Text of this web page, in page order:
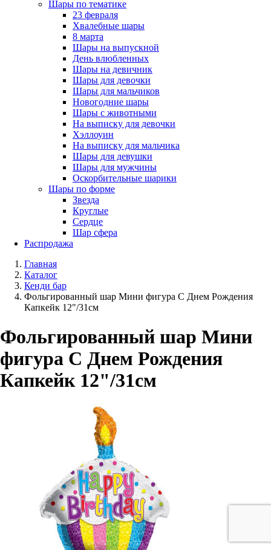
Шары по тематике
23 февраля
Хвалебные шары
8 марта
Шары на выпускной
День влюбленных
Шары на девичник
Шары для девочки
Шары для мальчиков
Новогодние шары
Шары с животными
На выписку для девочки
Хэллоуин
На выписку для мальчика
Шары для девушки
Шары для мужчины
Оскорбительные шарики
Шары по форме
Звезда
Круглые
Сердце
Шар сфера
Распродажа
Главная
Каталог
Кенди бар
Фольгированный шар Мини фигура С Днем Рождения
Капкейк 12"/31см
Фольгированный шар Мини
фигура С Днем Рождения
Капкейк 12"/31см